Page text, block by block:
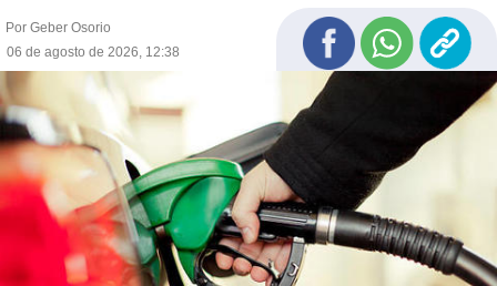
Por Geber Osorio
06 de agosto de 2026, 12:38